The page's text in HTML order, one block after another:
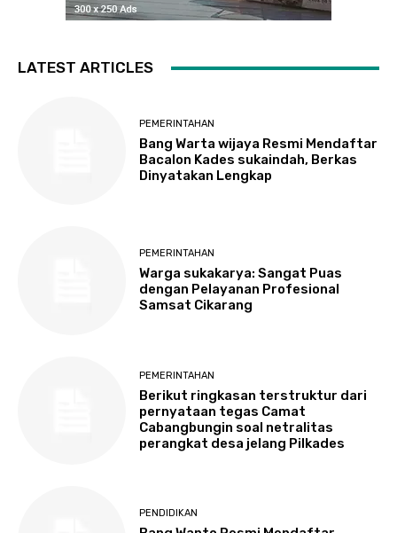
LATEST ARTICLES
PEMERINTAHAN
Bang Warta wijaya Resmi Mendaftar
Bacalon Kades sukaindah, Berkas
Dinyatakan Lengkap
PEMERINTAHAN
Warga sukakarya: Sangat Puas
dengan Pelayanan Profesional
Samsat Cikarang
PEMERINTAHAN
Berikut ringkasan terstruktur dari
pernyataan tegas Camat
Cabangbungin soal netralitas
perangkat desa jelang Pilkades
PENDIDIKAN